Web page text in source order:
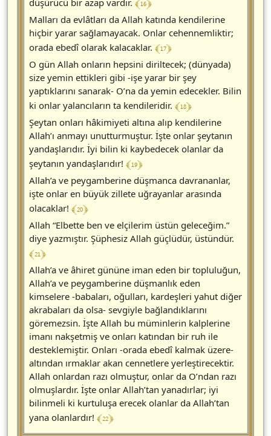
düşürücü bir azap vardır. ﴾ 16 ﴿
Malları da evlâtları da Allah katında kendilerine
hiçbir yarar sağlamayacak. Onlar cehennemliktir;
orada ebedî olarak kalacaklar. ﴾ 17 ﴿
O gün Allah onların hepsini diriltecek; (dünyada)
size yemin ettikleri gibi -işe yarar bir şey
yaptıklarını sanarak- O’na da yemin edecekler. Bilin
ki onlar yalancıların ta kendileridir. ﴾ 18 ﴿
Şeytan onları hâkimiyeti altına alıp kendilerine
Allah’ı anmayı unutturmuştur. İşte onlar şeytanın
yandaşlarıdır. İyi bilin ki kaybedecek olanlar da
şeytanın ­yandaşlarıdır! ﴾ 19 ﴿
Allah’a ve peygamberine düşmanca davrananlar,
işte onlar en büyük zillete uğrayanlar arasında
olacaklar! ﴾ 20 ﴿
Allah “Elbette ben ve elçilerim üstün geleceğim.”
diye yazmıştır. Şüphesiz Allah güçlüdür, üstündür.
﴾ 21 ﴿
Allah’a ve âhiret gününe iman eden bir topluluğun,
Allah’a ve peygamberine düşmanlık eden
kimselere -babaları, oğulları, kardeşleri yahut diğer
akrabaları da olsa- sevgiyle bağlandıklarını
göremezsin. İşte Allah bu müminlerin kalplerine
imanı nakşetmiş ve onları katından bir ruh ile
desteklemiştir. Onları -orada ebedî kalmak üzere-
altından ırmaklar akan cennetlere yerleştirecektir.
Allah onlardan razı olmuştur, onlar da O’ndan razı
olmuşlardır. İşte onlar Allah’tan yanadırlar; iyi
bilinmeli ki kurtuluşa erecek olanlar da Allah’tan
yana olanlardır! ﴾ 22 ﴿